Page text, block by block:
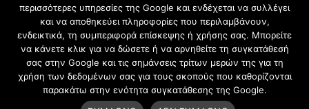
Copyright ©2026. ilektrologos-peiraias.gr
All rights reserved.
περισσότερες υπηρεσίες της Google και ενδέχεται να συλλέγει
και να αποθηκεύει πληροφορίες που περιλαμβάνουν,
ενδεικτικά, τη συμπεριφορά επίσκεψης ή χρήσης σας. Μπορείτε
να κάνετε κλικ για να δώσετε ή να αρνηθείτε τη συγκατάθεσή
σας στην Google και τις σημάνσεις τρίτων μερών της για τη
χρήση των δεδομένων σας για τους σκοπούς που καθορίζονται
παρακάτω στην ενότητα συγκατάθεσης της Google.